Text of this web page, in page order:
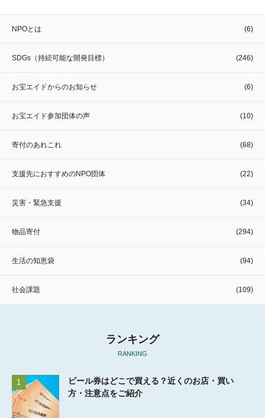
NPOとは (6)
SDGs（持続可能な開発目標） (246)
お宝エイドからのお知らせ (6)
お宝エイド参加団体の声 (10)
寄付のあれこれ (68)
支援先におすすめのNPO団体 (22)
災害・緊急支援 (34)
物品寄付 (294)
生活の知恵袋 (94)
社会課題 (109)
ランキング
RANKING
1
ビール券はどこで買える？近くのお店・買い
方・注意点をご紹介